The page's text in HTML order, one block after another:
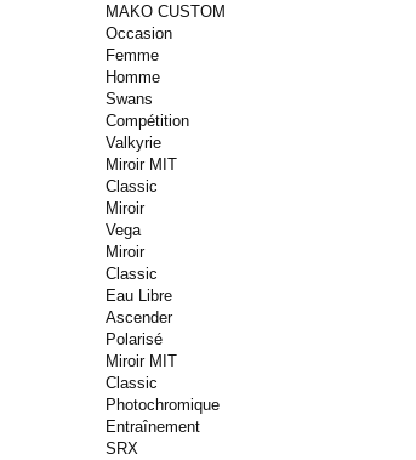
MAKO CUSTOM
Occasion
Femme
Homme
Swans
Compétition
Valkyrie
Miroir MIT
Classic
Miroir
Vega
Miroir
Classic
Eau Libre
Ascender
Polarisé
Miroir MIT
Classic
Photochromique
Entraînement
SRX